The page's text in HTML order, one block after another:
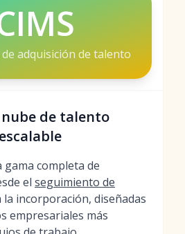
adquisición de talento
nube de talento
gama completa de
el seguimiento de
la incorporación, diseñadas
empresariales más